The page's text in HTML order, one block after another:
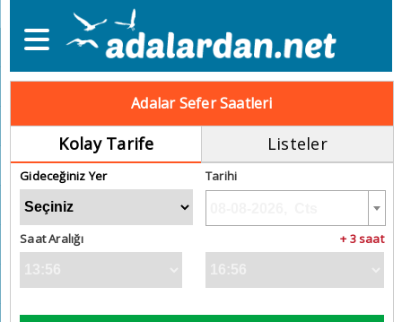
Adalar Sefer Saatleri
Kolay Tarife Listeler
Gideceğiniz Yer Tarihi
Saat Aralığı + 3 saat